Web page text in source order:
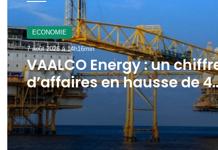
ECONOMIE
7 août 2026 à 14h16min
VAALCO Energy : un
A La Une
7 août 2026 à 12h21min
Gabon : le gouvernement
mobilisé pour la
concrétisation du
mégaprojet de Fer de
Baniaka